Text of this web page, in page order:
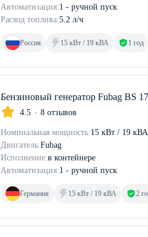
Автоматизация:1 - ручной пуск
Расход топлива:5.2 л/ч
Россия 15 кВт / 19 кВА 1 год
Бензиновый генератор Fubag BS
4.5 8 отзывов
Номинальная мощность:15 кВт / 19 кВА
Двигатель:Fubag
Исполнение:в контейнере
Автоматизация:1 - ручной пуск
Германия 15 кВт / 19 кВА 2